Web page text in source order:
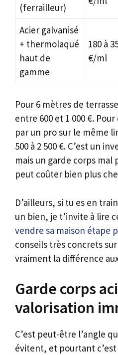
(ferrailleur)
Acier galvanisé
+ thermolaqué
haut de
gamme
180 à
€/ml
Pour 6 mètres de
entre 600 et 1 000 €.
par un pro sur le même
500 à 2 500 €. C’est un
mais un garde corps mal
peut coûter bien plus
D’ailleurs, si tu es en
un bien, je t’invite à lire
vendre sa maison étape
conseils très concrets
vraiment la différence
Garde corps
valorisation
C’est peut-être l’angle
évitent, et pourtant